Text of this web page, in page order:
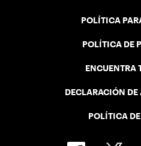
POLÍTICA
POLÍTICA DE
ENCUENTRA
DECLARACIÓN
POLÍTICA